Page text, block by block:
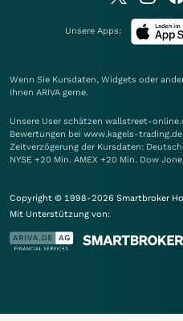
Unsere Apps:
Wenn Sie Kursdaten, Widgets oder
Ihnen ARIVA gerne.
Unsere User schätzen wallstreet-
Bewertungen bei www.kagels-trading.de
Zeitverzögerung der Kursdaten:
NYSE +20 Min. AMEX +20 Min. Dow
Copyright © 1998-2026 Smartbroker
Mit Unterstützung von: